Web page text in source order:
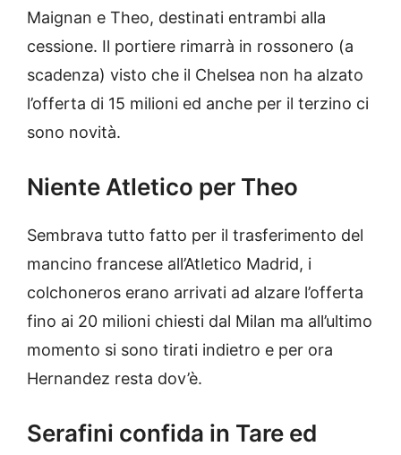
Maignan e Theo, destinati entrambi alla
cessione. Il portiere rimarrà in rossonero (a
scadenza) visto che il Chelsea non ha alzato
l’offerta di 15 milioni ed anche per il terzino ci
sono novità.
Niente Atletico per Theo
Sembrava tutto fatto per il trasferimento del
mancino francese all’Atletico Madrid, i
colchoneros erano arrivati ad alzare l’offerta
fino ai 20 milioni chiesti dal Milan ma all’ultimo
momento si sono tirati indietro e per ora
Hernandez resta dov’è.
Serafini confida in Tare ed